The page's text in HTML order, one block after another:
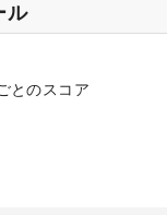
ル
とのスコア